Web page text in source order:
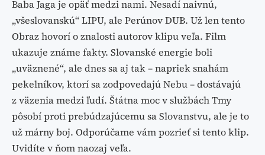
Baba Jaga je opäť medzi nami. Nesadí naivnú,
„všeslovanskú“ LIPU, ale Perúnov DUB. Už len tento
Obraz hovorí o znalosti autorov klipu veľa. Film
ukazuje známe fakty. Slovanské energie boli
„uväznené“, ale dnes sa aj tak – napriek snahám
pekelníkov, ktorí sa zodpovedajú Nebu – dostávajú
z väzenia medzi ľudí. Štátna moc v službách Tmy
pôsobí proti prebúdzajúcemu sa Slovanstvu, ale je to
už márny boj. Odporúčame vám pozrieť si tento klip.
Uvidíte v ňom naozaj veľa.